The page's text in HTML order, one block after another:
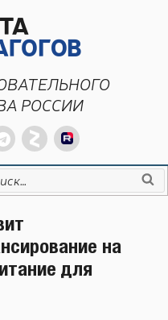
РОССИИ
на
для